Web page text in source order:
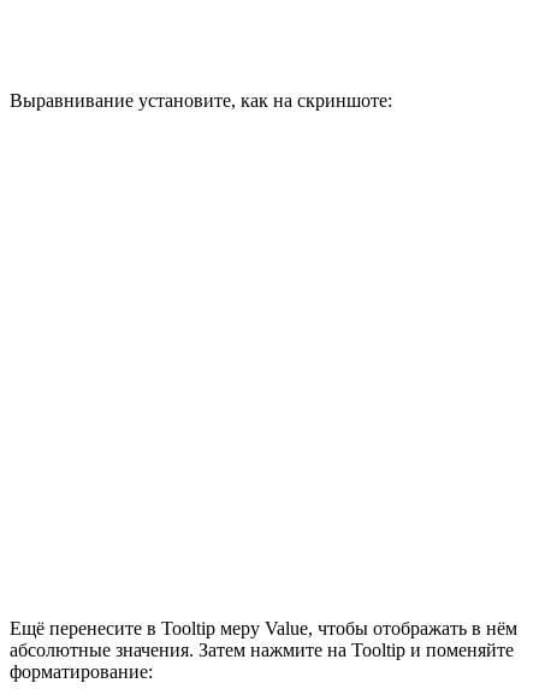
Выравнивание установите, как на скриншоте:
Ещё перенесите в Tooltip меру Value, чтобы отображать в нём
абсолютные значения. Затем нажмите на Tooltip и поменяйте
форматирование: